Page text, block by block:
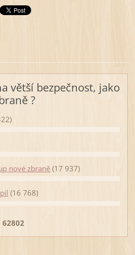
větší bezpečnost, jako
?
nové zbraně (17 937)
(16 768)
62802